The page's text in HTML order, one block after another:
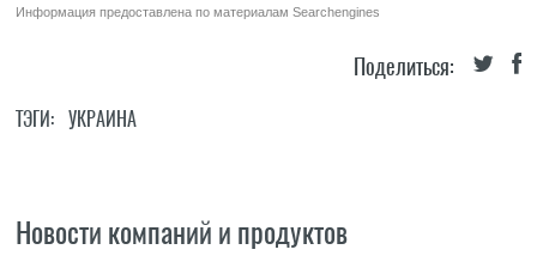
Информация предоставлена по материаламSearchengines
Поделиться:
ТЭГИ: УКРАИНА
Новости компаний и продуктов